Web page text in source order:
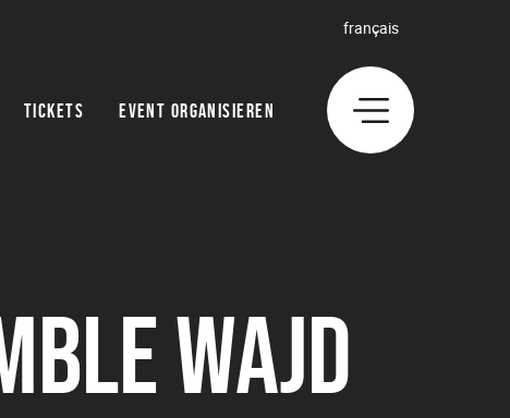
TICKETS EVENT ORGANISIEREN
français
WAJD